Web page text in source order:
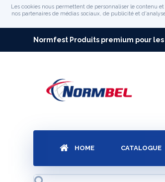
Les cookies nous permettent de personnaliser le contenu
nos partenaires de médias sociaux, de publicité et
Normfest Produits premium pour
HOME CATALOGUE